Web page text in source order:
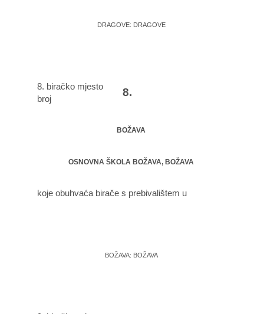
DRAGOVE: DRAGOVE
8. biračko mjesto
broj
8.
BOŽAVA
OSNOVNA ŠKOLA BOŽAVA, BOŽAVA
koje obuhvaća birače s prebivalištem u
BOŽAVA: BOŽAVA